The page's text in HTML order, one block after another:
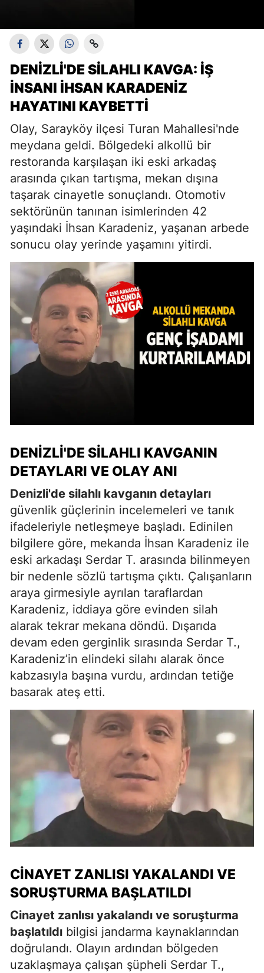
DENIZLI'DE SILAHLI KAVGA: İŞ
INSANI İHSAN KARADENIZ
HAYATINI KAYBETTI
Olay, Sarayköy ilçesi Turan Mahallesi'nde
meydana geldi. Bölgedeki alkollü bir
restoranda karşılaşan iki eski arkadaş
arasında çıkan tartışma, mekan dışına
taşarak cinayetle sonuçlandı. Otomotiv
sektörünün tanınan isimlerinden 42
yaşındaki İhsan Karadeniz, yaşanan arbede
sonucu olay yerinde yaşamını yitirdi.
DENIZLI'DE SILAHLI KAVGANIN
DETAYLARI VE OLAY ANI
Denizli'de silahlı kavganın detayları
güvenlik güçlerinin incelemeleri ve tanık
ifadeleriyle netleşmeye başladı. Edinilen
bilgilere göre, mekanda İhsan Karadeniz ile
eski arkadaşı Serdar T. arasında bilinmeyen
bir nedenle sözlü tartışma çıktı. Çalışanların
araya girmesiyle ayrılan taraflardan
Karadeniz, iddiaya göre evinden silah
alarak tekrar mekana döndü. Dışarıda
devam eden gerginlik sırasında Serdar T.,
Karadeniz’in elindeki silahı alarak önce
kabzasıyla başına vurdu, ardından tetiğe
basarak ateş etti.
CINAYET ZANLISI YAKALANDI VE
SORUŞTURMA BAŞLATILDI
Cinayet zanlısı yakalandı ve soruşturma
başlatıldı bilgisi jandarma kaynaklarından
doğrulandı. Olayın ardından bölgeden
uzaklaşmaya çalışan şüpheli Serdar T.,